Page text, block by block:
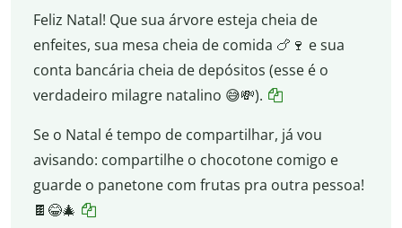
Feliz Natal! Que sua árvore esteja cheia de
enfeites, sua mesa cheia de comida 🍗🍷 e sua
conta bancária cheia de depósitos (esse é o
verdadeiro milagre natalino 😅💸).
Se o Natal é tempo de compartilhar, já vou
avisando: compartilhe o chocotone comigo e
guarde o panetone com frutas pra outra pessoa!
🍫😂🎄